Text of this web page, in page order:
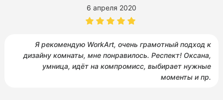
6 апреля 2020
Я рекомендую WorkArt, очень грамотный подход к
дизайну комнаты, мне понравилось. Респект! Оксана,
умница, идёт на компромисс, выбирает нужные
моменты и пр.